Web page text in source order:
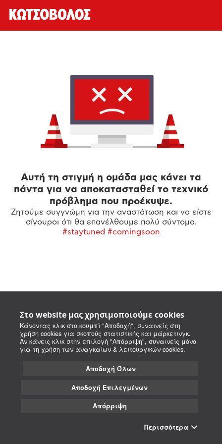
Στο website μας χρησιμοποιούμε cookies
Κάνοντας κλικ στο κουμπί "Αποδοχή", συναινείς στη
χρήση cookies για σκοπούς στατιστικής και μάρκετινγκ.
Αν κάνεις κλικ στην επιλογή "Απόρριψη", συναινείς μόνο
για τη χρήση των αναγκαίων & λειτουργικών cookies.
Αποδοχή Όλων
Αποδοχή Επιλεγμένων
Απόρριψη
Περισσότερα
Αυτή τη στιγμή η ομάδα μας κάνει τα
πάντα για να αποκατασταθεί το τεχνικό
πρόβλημα που προέκυψε.
Ζητούμε συγγνώμη για την αναστάτωση και να είστε
σίγουροι ότι θα επανέλθουμε πολύ σύντομα.
#staytuned #comingsoon